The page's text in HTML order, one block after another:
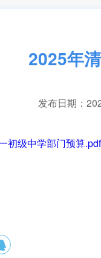
2025年
发布日期：
初级中学部门预算.pdf